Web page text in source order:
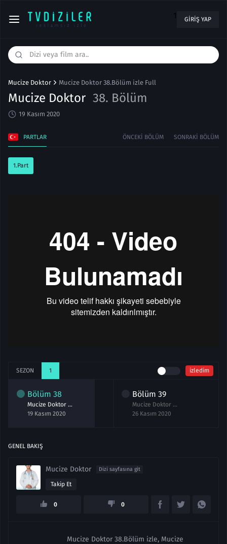
1 GIRIŞ YAP
Mucize Doktor Mucize Doktor 38.Bölüm izle Full
Mucize Doktor 38. Bölüm
19 Kasım 2020
PARTLAR ÖNCEKI BÖLÜM SONRAKI BÖLÜM
1.Part
SEZON 1 izledim
Bölüm 38
Mucize Doktor 38.Bölüm izle Full
19 Kasım 2020
Bölüm 39
Mucize Doktor 39.Bölüm izle Full
26 Kasım 2020
GENEL BAKIŞ
Mucize Doktor Dizi sayfasına git
Takip Et
0 0
Mucize Doktor 38.Bölüm izle, Mucize